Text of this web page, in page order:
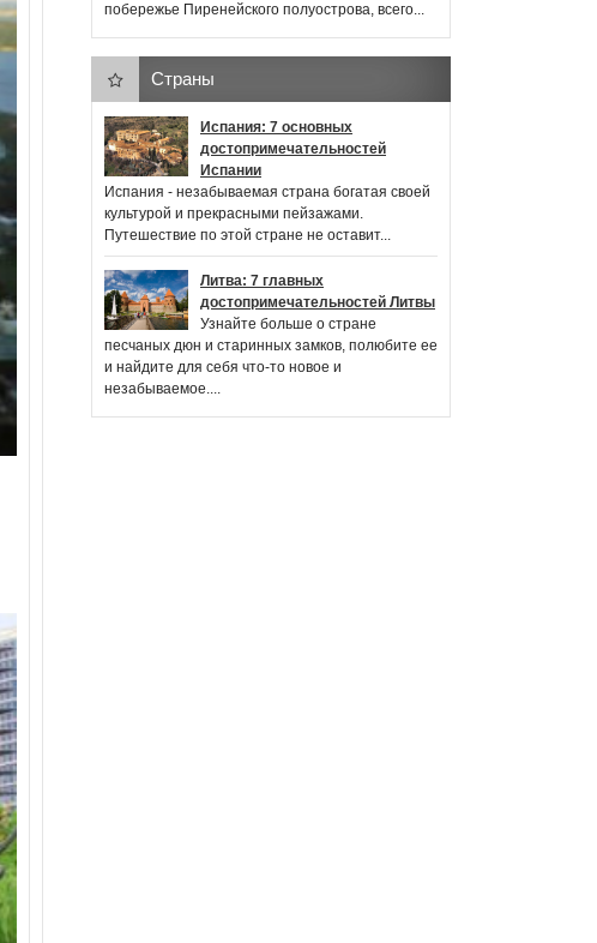
побережье Пиренейского полуострова, всего...
Страны
Испания: 7 основных
достопримечательностей
Испании
Испания - незабываемая страна богатая своей
культурой и прекрасными пейзажами.
Путешествие по этой стране не оставит...
Литва: 7 главных
достопримечательностей Литвы
Узнайте больше о стране
песчаных дюн и старинных замков, полюбите ее
и найдите для себя что-то новое и
незабываемое....